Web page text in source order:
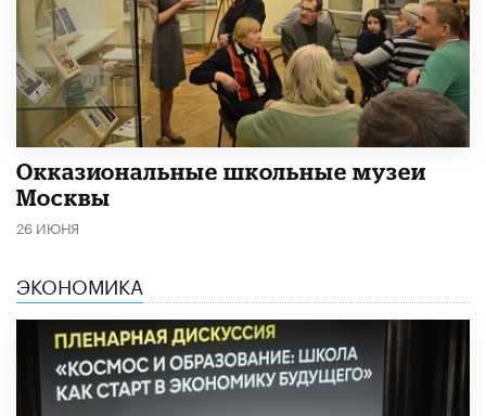
​Окказиональные школьные музеи
Москвы
26 ИЮНЯ
ЭКОНОМИКА